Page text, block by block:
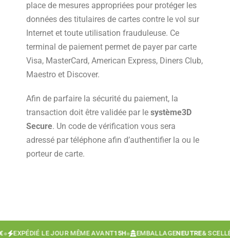
place de mesures appropriées pour protéger les
données des titulaires de cartes contre le vol sur
Internet et toute utilisation frauduleuse. Ce
terminal de paiement permet de payer par carte
Visa, MasterCard, American Express, Diners Club,
Maestro et Discover.
Afin de parfaire la sécurité du paiement, la
transaction doit être validée par le système3D
Secure. Un code de vérification vous sera
adressé par téléphone afin d’authentifier la ou le
porteur de carte.
EXPÉDIÉ LE JOUR MÊME AVANT15H● EMBALLAGENEUTRE& SCELLÉ●